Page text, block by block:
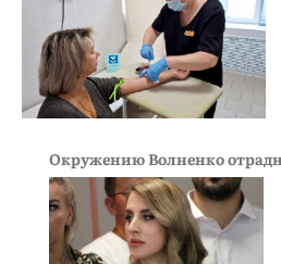
Окружению Волненко